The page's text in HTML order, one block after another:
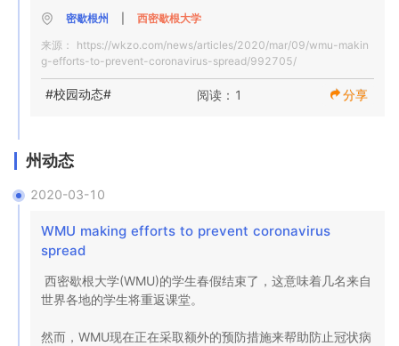
“如果你在过去14天里去过中国、伊朗、意大利或韩国，我们
需要知道。WMU的公共安全官员在推特上说。
密歇根州
西密歇根大学
来源： https://wkzo.com/news/articles/2020/mar/09/wmu-makin
g-efforts-to-prevent-coronavirus-spread/992705/
#校园动态# 阅读：1 分享
州动态
2020-03-10
WMU making efforts to prevent coronavirus
spread
西密歇根大学(WMU)的学生春假结束了，这意味着几名来自
世界各地的学生将重返课堂。
然而，WMU现在正在采取额外的预防措施来帮助防止冠状病